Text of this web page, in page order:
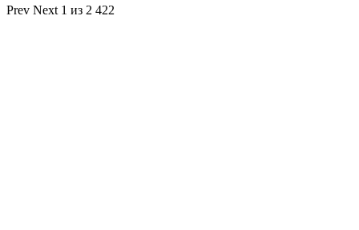
Prev Next 1 из 2 422